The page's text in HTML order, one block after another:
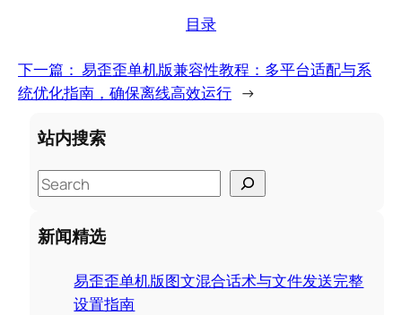
目录
下一篇： 易歪歪单机版兼容性教程：多平台适配与系
统优化指南，确保离线高效运行 →
站内搜索
S
e
a
r
新闻精选
易歪歪单机版图文混合话术与文件发送完整
设置指南